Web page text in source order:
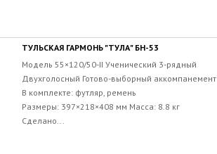
ТУЛЬСКАЯ ГАРМОНЬ "ТУЛА" БН-53
Модель 55×120/50-II Ученический 3-рядный
Двухголосный Готово-выборный аккомпанемент
В комплекте: футляр, ремень
Размеры: 397×218×408 мм Масса: 8.8 кг
Сделано...